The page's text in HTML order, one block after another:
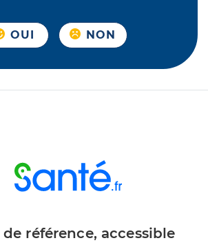
OUI NON
référence, accessible